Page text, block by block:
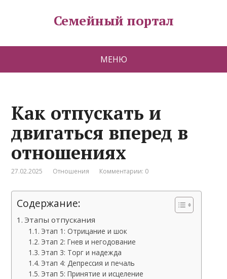
Семейный портал
МЕНЮ
Как отпускать и
двигаться вперед в
отношениях
27.02.2025 Отношения Комментарии: 0
Содержание:
Этапы отпускания
Этап 1: Отрицание и шок
Этап 2: Гнев и негодование
Этап 3: Торг и надежда
Этап 4: Депрессия и печаль
Этап 5: Принятие и исцеление